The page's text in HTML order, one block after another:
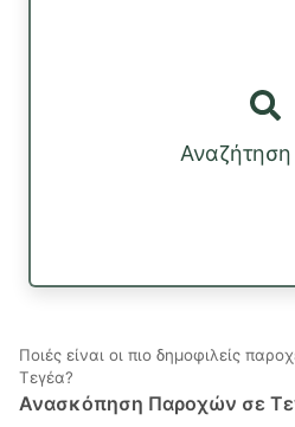
Ποιές είναι οι πιο δημοφιλείς
Τεγέα?
Ανασκόπηση Παροχών σε